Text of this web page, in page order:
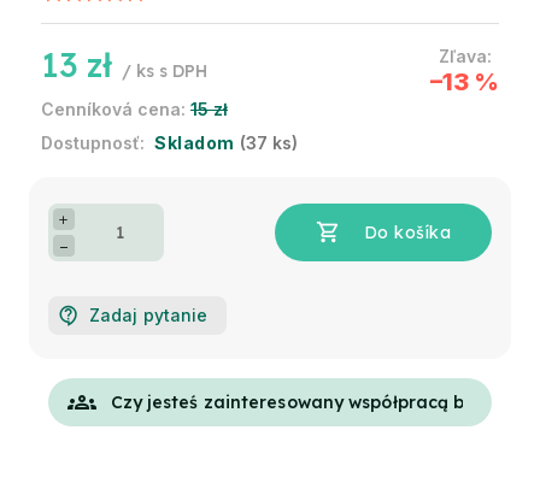
15 zł
–13 %
13 zł / ks
Skladom (37 ks)
+
−
Zadaj pytanie
groups